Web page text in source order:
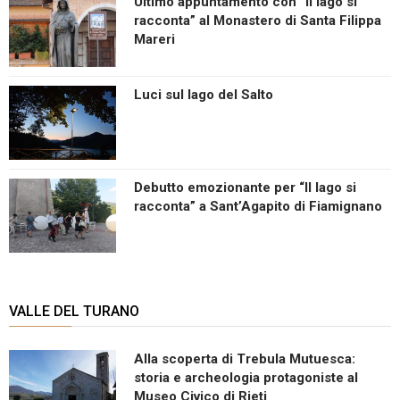
racconta” al Monastero di Santa Filippa
Mareri
Luci sul lago del Salto
Debutto emozionante per “Il lago si
racconta” a Sant’Agapito di Fiamignano
VALLE DEL TURANO
Alla scoperta di Trebula Mutuesca:
storia e archeologia protagoniste al
Museo Civico di Rieti